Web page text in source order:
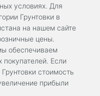
условиях. Для
Грунтовки в
на нашем сайте
цены.
обеспечиваем
покупателей. Если
стоимость
прибыли